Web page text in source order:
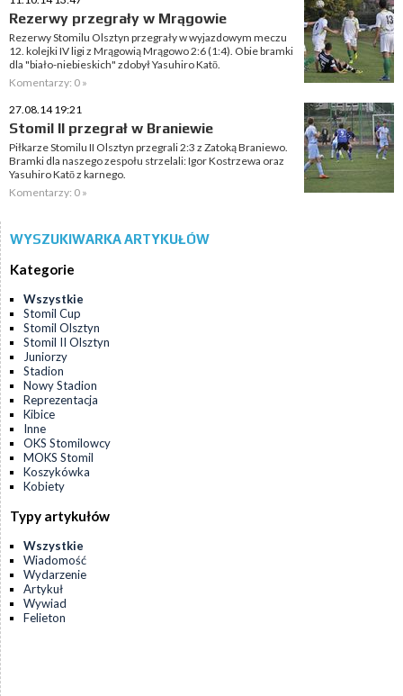
Rezerwy przegrały w Mrągowie
Rezerwy Stomilu Olsztyn przegrały w wyjazdowym meczu
12. kolejki IV ligi z Mrągowią Mrągowo 2:6 (1:4). Obie bramki
dla "biało-niebieskich" zdobył Yasuhiro Katō.
Komentarzy: 0 »
27.08.14 19:21
Stomil II przegrał w Braniewie
Piłkarze Stomilu II Olsztyn przegrali 2:3 z Zatoką Braniewo.
Bramki dla naszego zespołu strzelali: Igor Kostrzewa oraz
Yasuhiro Katō z karnego.
Komentarzy: 0 »
WYSZUKIWARKA ARTYKUŁÓW
Kategorie
Wszystkie
Stomil Cup
Stomil Olsztyn
Stomil II Olsztyn
Juniorzy
Stadion
Nowy Stadion
Reprezentacja
Kibice
Inne
OKS Stomilowcy
MOKS Stomil
Koszykówka
Kobiety
Typy artykułów
Wszystkie
Wiadomość
Wydarzenie
Artykuł
Wywiad
Felieton